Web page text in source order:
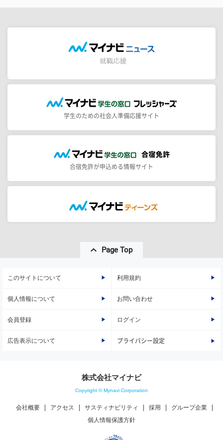
学生のための社会人準備応援サイト
合宿免許が申込める情報サイト
Page Top
このサイトについて 利用規約
個人情報について お問い合わせ
会員登録 ログイン
広告表示について プライバシー設定
株式会社マイナビ
Copyright © Mynavi Corporation
会社概要 アクセス サスティナビリティ 採用
グループ企業
個人情報保護方針